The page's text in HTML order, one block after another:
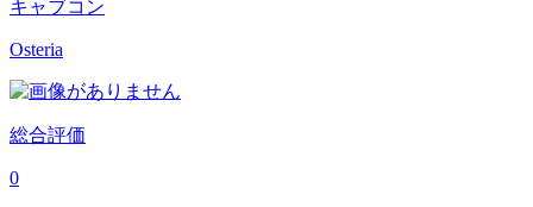
キャブコン
Osteria
総合評価
0